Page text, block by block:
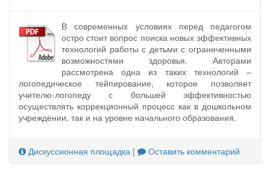
В современных условиях перед педагогом
остро стоит вопрос поиска новых эффективных
технологий работы с детьми с ограниченными
возможностями здоровья. Авторами
рассмотрена одна из таких технологий –
логопедическое тейпирование, которое позволяет
учителю-логопеду с большей эффективностью
осуществлять коррекционный процесс как в дошкольном
учреждении, так и на уровне начального образования.
Дискуссионная площадка | Оставить комментарий